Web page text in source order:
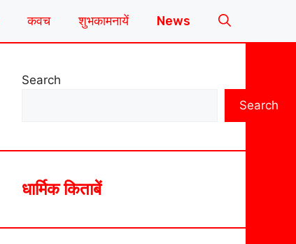
कवच शुभकामनायें News
Search
Search
धार्मिक किताबें